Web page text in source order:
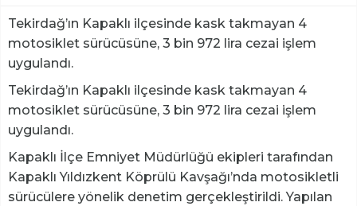
Tekirdağ’ın Kapaklı ilçesinde kask takmayan 4
motosiklet sürücüsüne, 3 bin 972 lira cezai işlem
uygulandı.
Tekirdağ’ın Kapaklı ilçesinde kask takmayan 4
motosiklet sürücüsüne, 3 bin 972 lira cezai işlem
uygulandı.
Kapaklı İlçe Emniyet Müdürlüğü ekipleri tarafından
Kapaklı Yıldızkent Köprülü Kavşağı’nda motosikletli
sürücülere yönelik denetim gerçekleştirildi. Yapılan